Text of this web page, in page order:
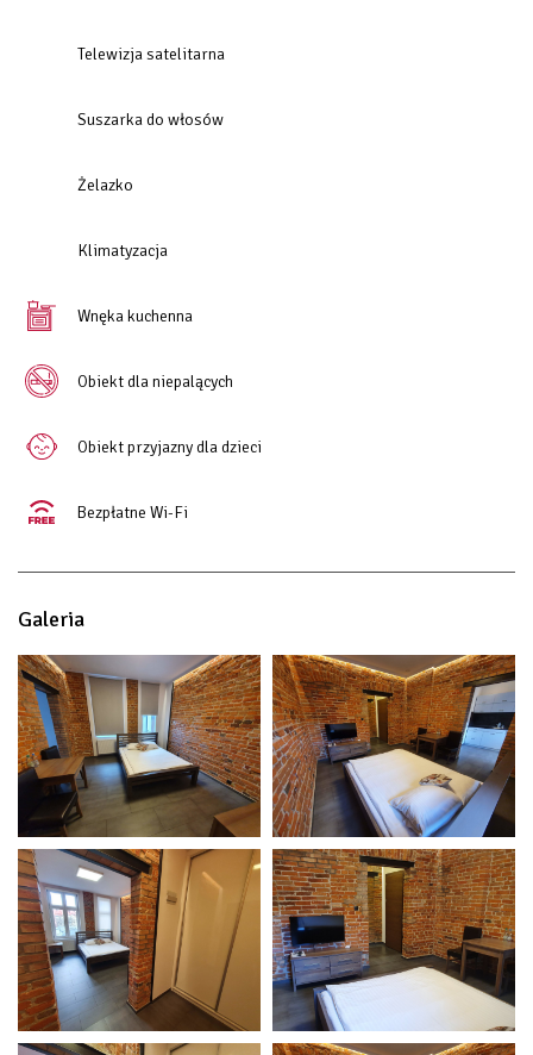
Telewizja satelitarna
Suszarka do włosów
Żelazko
Klimatyzacja
Wnęka kuchenna
Obiekt dla niepalących
Obiekt przyjazny dla dzieci
Bezpłatne Wi-Fi
Galeria